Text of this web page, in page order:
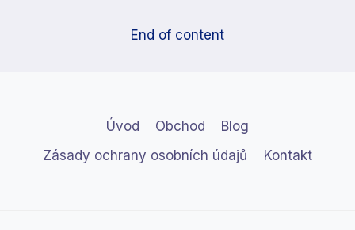
End of content
Úvod Obchod
Blog
Zásady ochrany osobních údajů
Kontakt